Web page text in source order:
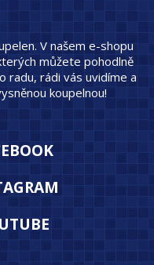
V našem e-shopu
můžete pohodlně
radu, rádi vás uvidíme a
koupelnou!